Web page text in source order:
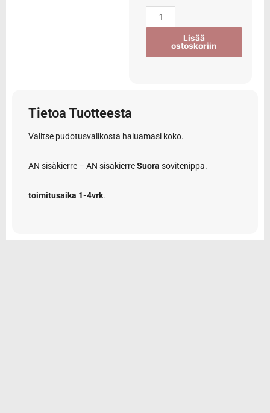
Lisää
ostoskoriin
Tietoa Tuotteesta
Valitse pudotusvalikosta haluamasi koko.
AN sisäkierre – AN sisäkierreSuora sovitenippa.
toimitusaika 1-4vrk.